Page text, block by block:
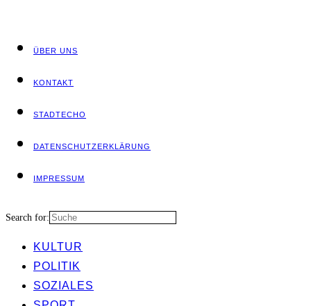
ÜBER UNS
KON­TAKT
STADT­ECHO
DATEN­SCHUTZ­ER­KLÄ­RUNG
IMPRES­SUM
Search for:
KUL­TUR
POLI­TIK
SOZIA­LES